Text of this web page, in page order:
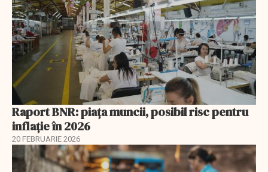
Raport BNR: piața muncii, posibil risc pentru
inflație în 2026
20 FEBRUARIE 2026